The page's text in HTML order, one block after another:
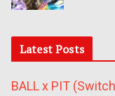
Latest Posts
BALL x PIT